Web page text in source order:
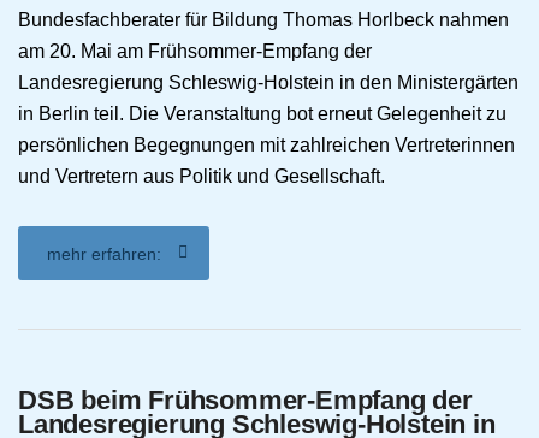
Bundesfachberater für Bildung Thomas Horlbeck nahmen
am 20. Mai am Frühsommer-Empfang der
Landesregierung Schleswig-Holstein in den Ministergärten
in Berlin teil. Die Veranstaltung bot erneut Gelegenheit zu
persönlichen Begegnungen mit zahlreichen Vertreterinnen
und Vertretern aus Politik und Gesellschaft.
mehr erfahren:
DSB beim Frühsommer-Empfang der
Landesregierung Schleswig-Holstein in